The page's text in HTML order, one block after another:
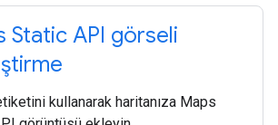
Static API görseli
kullanarak haritanıza Maps